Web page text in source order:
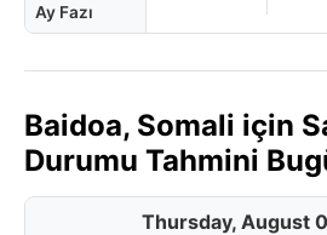
Ay Fazı
Baidoa, Somali için
Durumu Tahmini
Thursday, August